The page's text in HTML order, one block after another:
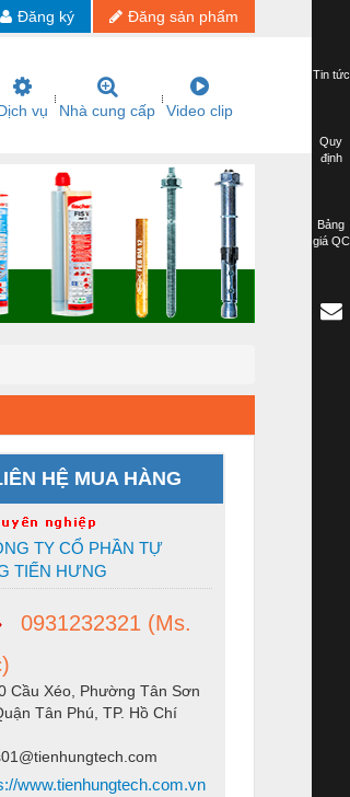
Đăng sản phẩm
Đăng ký
vụ Nhà cung cấp Video clip
HỆ MUA HÀNG
TY CỔ PHẦN TỰ
TIẾN HƯNG
0931232321 (Ms.
Cầu Xéo, Phường Tân Sơn
Tân Phú, TP. Hồ Chí
www.tienhungtech.com.vn
Tin tức
Quy
định
Bảng
giá QC